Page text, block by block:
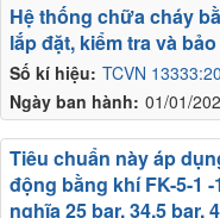
Số kí hiệu: TCVN
Ngày ban hành: 01/01/
Hệ thống chữa cháy
lắp đặt, kiểm tra và
Tiêu chuẩn này áp
động bằng khí FK-5-1
nghĩa 25 bar, 34,5 bar,